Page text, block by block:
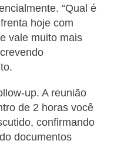
“Qual é
hoje com
vale muito mais
up. A reunião
de 2 horas você
confirmando
documentos